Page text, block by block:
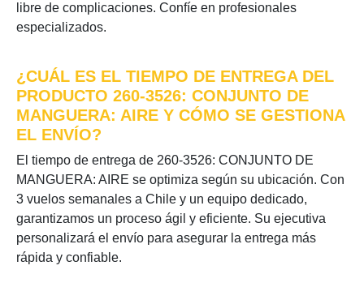
libre de complicaciones. Confíe en profesionales
especializados.
¿CUÁL ES EL TIEMPO DE ENTREGA DEL
PRODUCTO 260-3526: CONJUNTO DE
MANGUERA: AIRE Y CÓMO SE GESTIONA
EL ENVÍO?
El tiempo de entrega de 260-3526: CONJUNTO DE
MANGUERA: AIRE se optimiza según su ubicación. Con
3 vuelos semanales a Chile y un equipo dedicado,
garantizamos un proceso ágil y eficiente. Su ejecutiva
personalizará el envío para asegurar la entrega más
rápida y confiable.